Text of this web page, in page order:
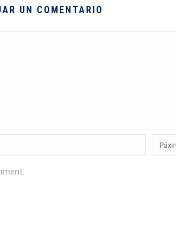
UN COMENTARIO